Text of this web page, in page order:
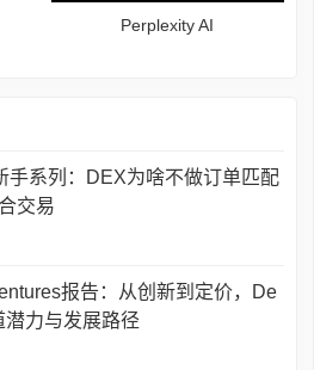
Perplexity AI
手系列：DEX为啥不做订单匹配
交易
报告：从创新到定价，De
潜力与发展路径